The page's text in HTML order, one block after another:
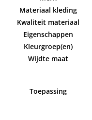
Materiaal kleding
Kwaliteit materiaal
Eigenschappen
Kleurgroep(en)
Wijdte maat
Toepassing